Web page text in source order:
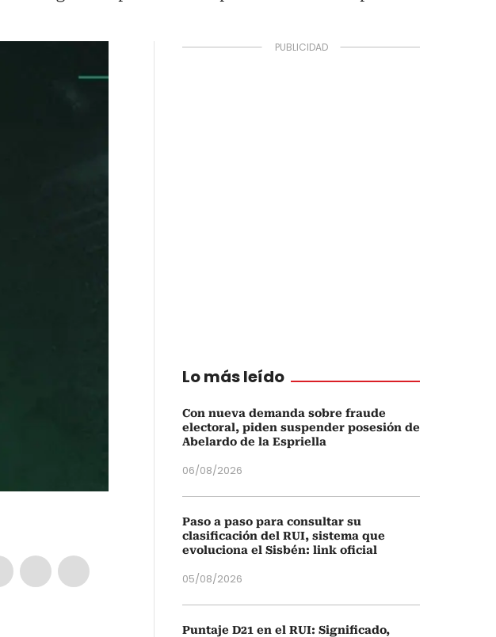
Lo más leído
Con nueva demanda sobre fraude
electoral, piden suspender posesión de
Abelardo de la Espriella
06/08/2026
Paso a paso para consultar su
clasificación del RUI, sistema que
evoluciona el Sisbén: link oficial
05/08/2026
Puntaje D21 en el RUI: Significado,